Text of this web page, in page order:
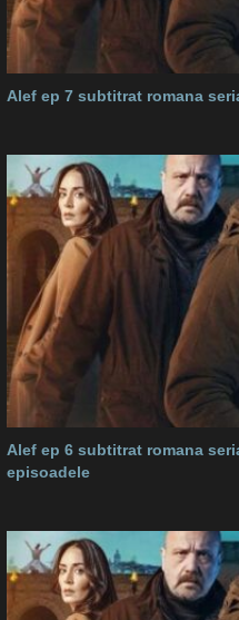
Alef ep 7 subtitrat romana
Alef ep 6 subtitrat romana
episoadele